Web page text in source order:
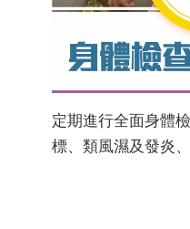
定期進行全面身體
標、類風濕及發炎